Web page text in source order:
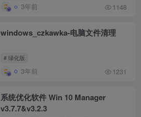
3年前 1148
windows_czkawka-电脑文件清理
# 绿化版
3年前 1231
系统优化软件 Win 10 Manager
v3.7.7&v3.2.3